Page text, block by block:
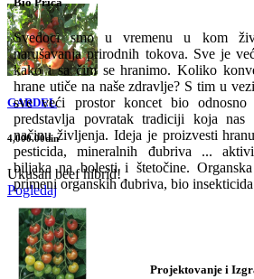
Svedoci smo u vremenu u kom
narušavanja prirodnih tokova. Sve je
kako i sa čim se hranimo. Koliko
hrane utiče na naše zdravlje? S tim u
sve veći prostor koncet bio odnosno
predstavlja povratak tradiciji koja nas
načinu življenja. Ideja je proizvesti
pesticida, mineralnih đubriva ...
biljaka na bolesti i štetočine.
primeni organskih đubriva, bio
Projektovanje i
GARDEL
4,000.00din
Ukusan beef hibrid!
Pogledaj